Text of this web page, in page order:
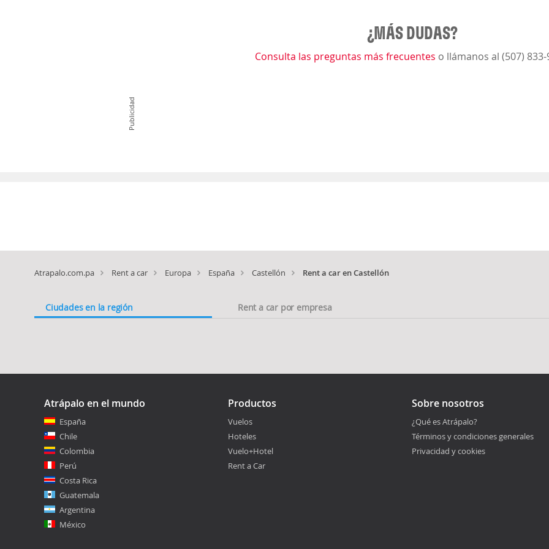
¿MÁS DUDAS?
Consulta las preguntas más frecuentes o llámanos al (507)
Publicidad
Atrapalo.com.pa Rent a car Europa España Castellón Rent a car en Castellón
Ciudades en la región Rent a car por empresa
Atrápalo en el mundo
España
Chile
Colombia
Perú
Costa Rica
Guatemala
Argentina
México
Productos
Vuelos
Hoteles
Vuelo+Hotel
Rent a Car
Sobre nosotros
¿Qué es Atrápalo?
Términos y condiciones generales
Privacidad y cookies